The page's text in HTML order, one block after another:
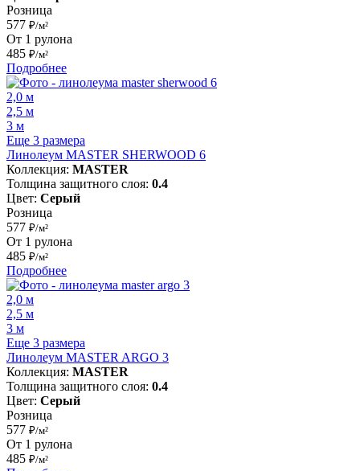
Розница
577 ₽/м²
От 1 рулона
485 ₽/м²
Подробнее
2,0 м
2,5 м
3 м
Еще 3 размера
Линолеум MASTER SHERWOOD 6
Коллекция: MASTER
Толщина защитного слоя: 0.4
Цвет: Серый
Розница
577 ₽/м²
От 1 рулона
485 ₽/м²
Подробнее
2,0 м
2,5 м
3 м
Еще 3 размера
Линолеум MASTER ARGO 3
Коллекция: MASTER
Толщина защитного слоя: 0.4
Цвет: Серый
Розница
577 ₽/м²
От 1 рулона
485 ₽/м²